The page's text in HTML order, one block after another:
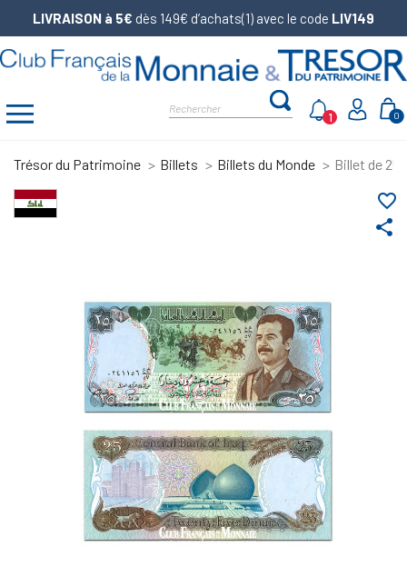
LIVRAISON à 5€ dès 149€ d’achats(1) avec le code LIV149
0
1
Trésor du Patrimoine Billets Billets du Monde Billet de 25
share
favorite_border